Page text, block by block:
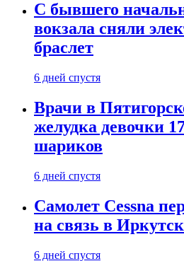
С бывшего
вокзала сняли
браслет
6 дней спустя
Врачи в
желудка девочки
шариков
6 дней спустя
Самолет Cessna
на связь в
6 дней спустя